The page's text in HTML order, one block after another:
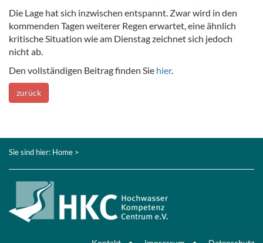
Die Lage hat sich inzwischen entspannt. Zwar wird in den
kommenden Tagen weiterer Regen erwartet, eine ähnlich
kritische Situation wie am Dienstag zeichnet sich jedoch
nicht ab.
Den vollständigen Beitrag finden Sie hier.
zurück
Sie sind hier: Home >